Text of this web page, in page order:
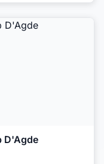
D'Agde